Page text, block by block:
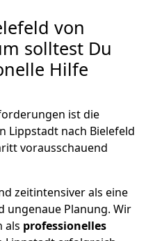
von
solltest Du
Hilfe
ist die
Lippstadt nach Bielefeld
vorausschauend
zeitintensiver als eine
ungenaue Planung. Wir
als professionelles